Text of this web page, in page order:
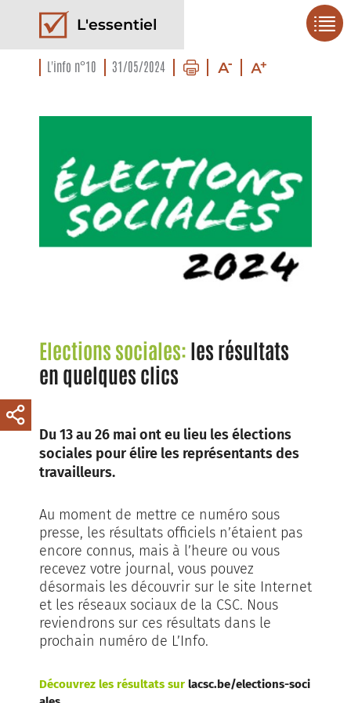
L'essentiel
L'info n°10 31/05/2024
Elections sociales: les résultats
en quelques clics
Du 13 au 26 mai ont eu lieu les élections
sociales pour élire les représentants des
travailleurs.
Au moment de mettre ce numéro sous
presse, les résultats officiels n’étaient pas
encore connus, mais à l’heure ou vous
recevez votre journal, vous pouvez
désormais les découvrir sur le site Internet
et les réseaux sociaux de la CSC. Nous
reviendrons sur ces résultats dans le
prochain numéro de L’Info.
Découvrez les résultats sur lacsc.be/elections-soci